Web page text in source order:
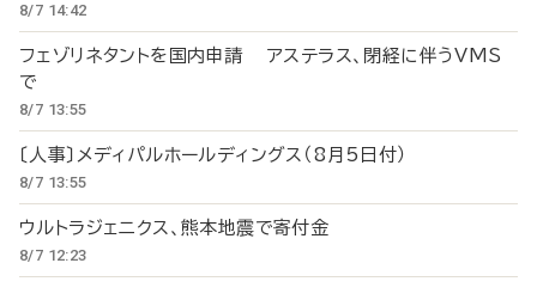
8/7 14:42
フェゾリネタントを国内申請 アステラス、閉経に伴うVMS
で
8/7 13:55
〔人事〕メディパルホールディングス（8月5日付）
8/7 13:55
ウルトラジェニクス、熊本地震で寄付金
8/7 12:23